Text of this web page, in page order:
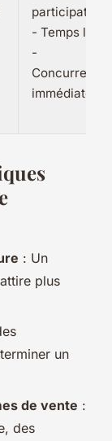
participation
- Temps
-
Concurrence
immédiate
: Un
plus
un
de vente :
des